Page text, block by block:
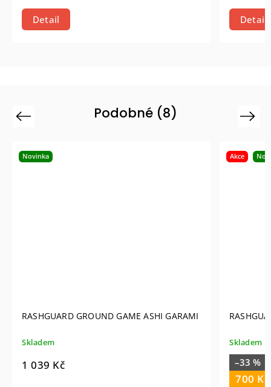
Detail Detail
Podobné (8)
Previous
Novinka
RASHGUARD GROUND GAME ASHI GARAMI
Skladem
1 039 Kč
Akce
Skladem
–33 %
700 Kč
Next